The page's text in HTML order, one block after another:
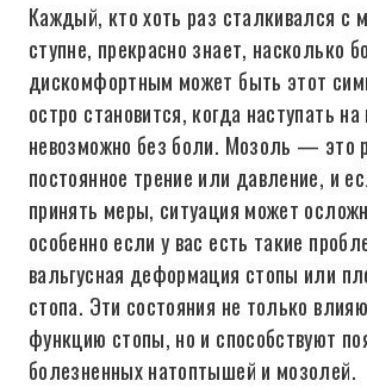
Каждый, кто хоть раз сталкивался с
ступне, прекрасно знает, насколько
дискомфортным может быть этот
остро становится, когда наступать на
невозможно без боли. Мозоль — это
постоянное трение или давление, и
принять меры, ситуация может
особенно если у вас есть такие
вальгусная деформация стопы или
стопа. Эти состояния не только
функцию стопы, но и способствуют
болезненных натоптышей и мозолей.